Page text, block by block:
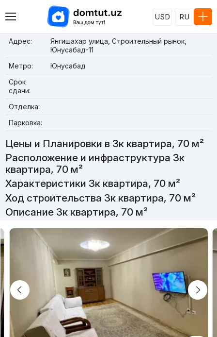
USD RU
Адрес:
Янгишахар улица, Строительный рынок,
Юнусабад-11
Метро:
Юнусабад
Срок
сдачи:
Отделка:
Парковка:
Цены и Планировки в 3к квартира, 70 м²
Расположение и инфраструктура 3к
квартира, 70 м²
Характеристики 3к квартира, 70 м²
Ход строительства 3к квартира, 70 м²
Описание 3к квартира, 70 м²